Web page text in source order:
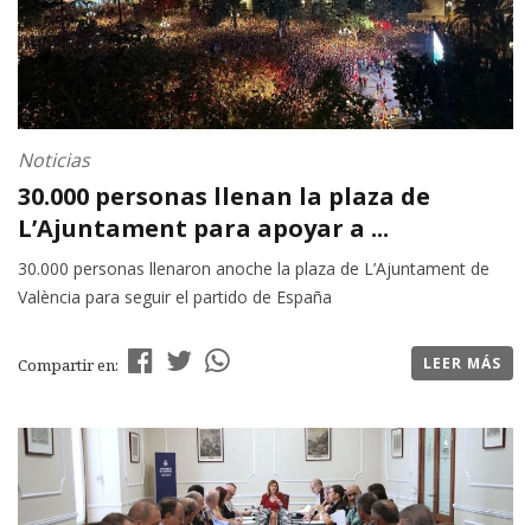
Noticias
30.000 personas llenan la plaza de
L’Ajuntament para apoyar a ...
30.000 personas llenaron anoche la plaza de L’Ajuntament de
València para seguir el partido de España
Compartir en: LEER MÁS